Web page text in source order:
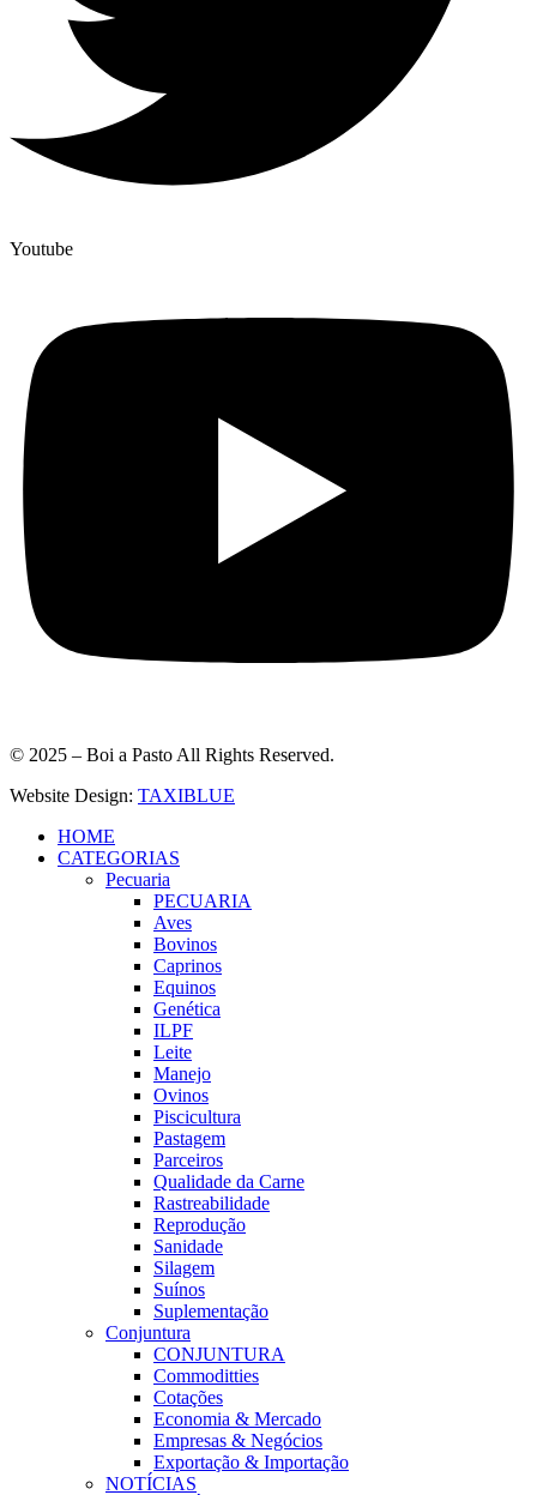
Youtube
© 2025 – Boi a Pasto All Rights Reserved.
Website Design: TAXIBLUE
HOME
CATEGORIAS
Pecuaria
PECUARIA
Aves
Bovinos
Caprinos
Equinos
Genética
ILPF
Leite
Manejo
Ovinos
Piscicultura
Pastagem
Parceiros
Qualidade da Carne
Rastreabilidade
Reprodução
Sanidade
Silagem
Suínos
Suplementação
Conjuntura
CONJUNTURA
Commoditties
Cotações
Economia & Mercado
Empresas & Negócios
Exportação & Importação
NOTÍCIAS